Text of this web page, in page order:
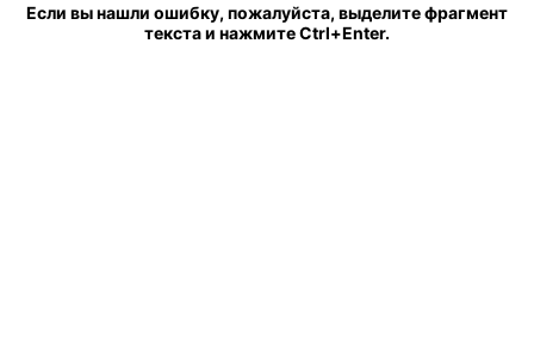
Если вы нашли ошибку, пожалуйста, выделите фрагмент
текста и нажмите Ctrl+Enter.